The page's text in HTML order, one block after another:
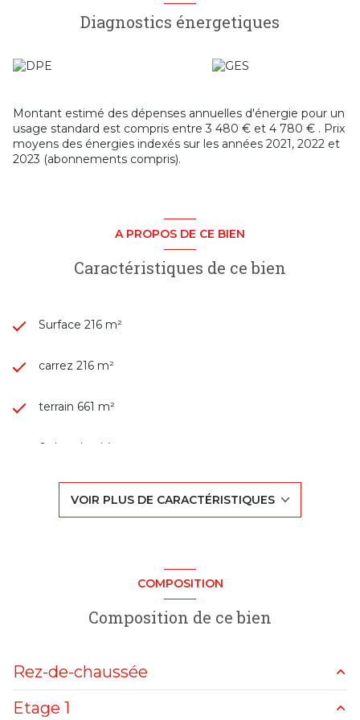
matériaux anciens et atmosphère unique chargée
libre cours à toutes vos envies pour créer un lieu de vie à
votre image tout en préservant son âme.
assuré par une
chaudière individuelle au gaz
À seulement quelques pas des commerces, des écoles et
de la vie du village, cette propriété constitue une
opportunité exceptionnelle pour les amateurs de maisons
de caractère.
Diagnostics énergetiques
Montant estimé des dépenses annuelles d'énergie pour un
usage standard est compris entre 3 480 € et 4 780 € . Prix
moyens des énergies indexés sur les années 2021, 2022 et
2023 (abonnements compris).
A PROPOS DE CE BIEN
Caractéristiques de ce bien
Surface 216 m²
carrez 216 m²
terrain 661 m²
6 chambre(s)
cuisine séparée
exposition Ouest
VOIR PLUS DE CARACTÉRISTIQUES
COMPOSITION
Composition de ce bien
Rez-de-chaussée
cuisine
Etage 1